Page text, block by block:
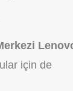
için de